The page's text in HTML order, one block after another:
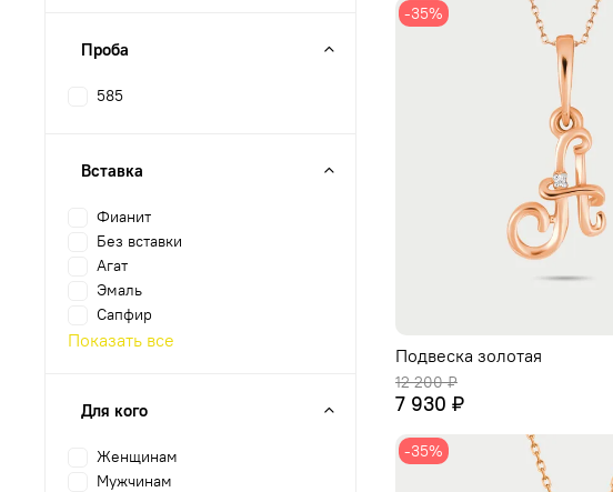
-35%
Подвеска золотая
12 200 ₽
7 930 ₽
-35%
Проба
585
Вставка
Фианит
Без вставки
Агат
Эмаль
Сапфир
Показать все
Для кого
Женщинам
Мужчинам